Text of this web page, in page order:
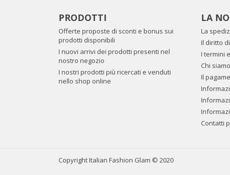
PRODOTTI
Offerte proposte di sconti e bonus sui
prodotti disponibili
I nuovi arrivi dei prodotti presenti nel
nostro negozio
I nostri prodotti più ricercati e venduti
nello shop online
LA
La
Il diritto
I termini
Chi siamo
Il
Contatti
Copyright Italian Fashion Glam © 2020